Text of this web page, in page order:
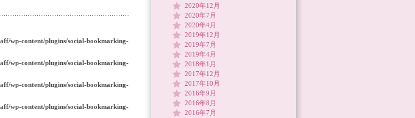
wp-content/plugins/social-bookmarking-
wp-content/plugins/social-bookmarking-
wp-content/plugins/social-bookmarking-
wp-content/plugins/social-bookmarking-
2020年12月
2020年7月
2020年4月
2019年12月
2019年7月
2019年4月
2018年1月
2017年12月
2017年10月
2016年9月
2016年8月
2016年7月